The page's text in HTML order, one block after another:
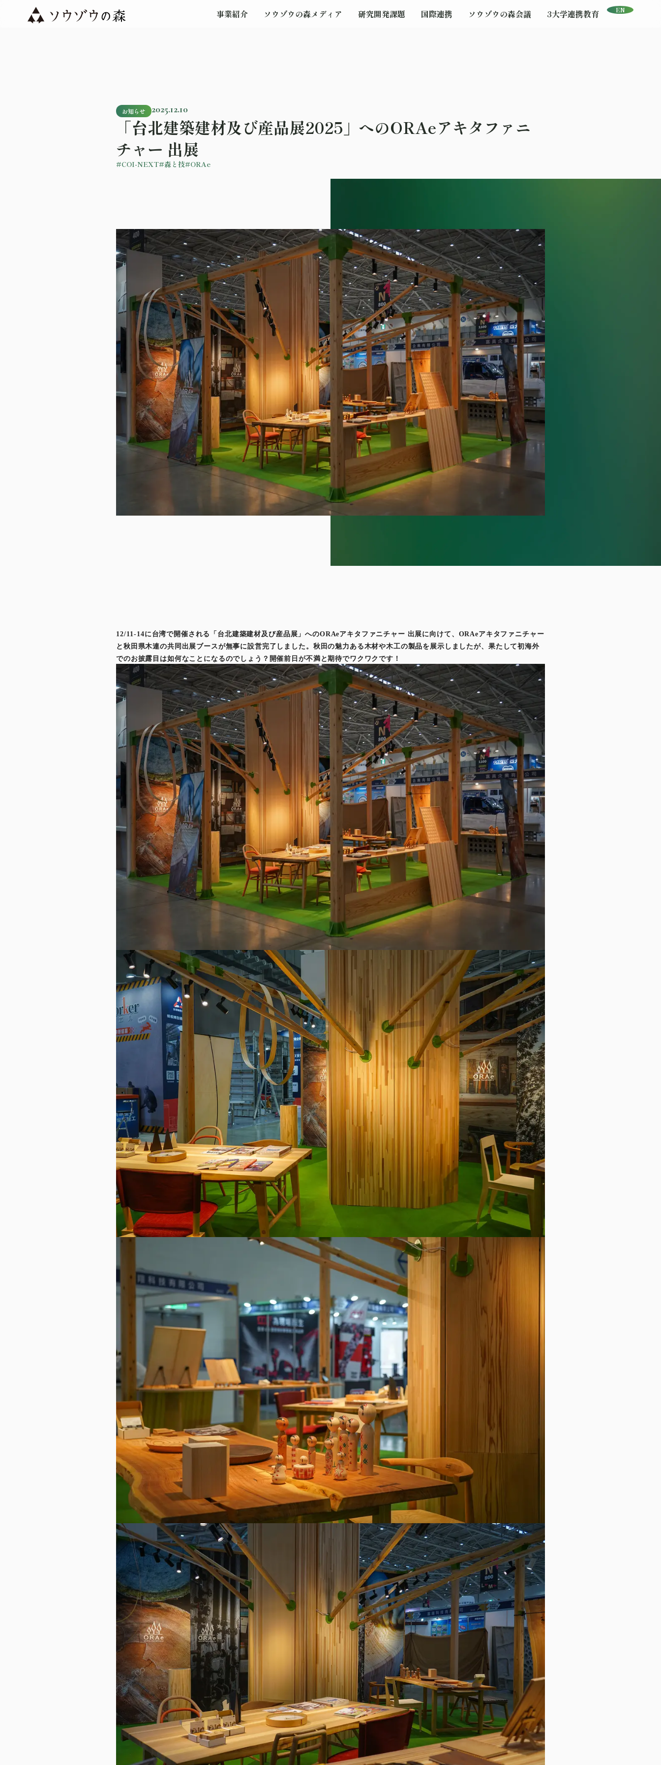
事業紹介 ソウゾウの森メディア 研究開発課題 国際連携 ソウゾウの森会議 3大学連携教育 EN
お知らせ 2025.12.10
「台北建築建材及び産品展2025」へのORAeアキタファニ
チャー 出展
#COI-NEXT#森と技#ORAe
12/11-14に台湾で開催される「台北建築建材及び産品展」へのORAeアキタファニチャー 出展に向けて、ORAeアキタファニチャー
と秋田県木連の共同出展ブースが無事に設営完了しました。秋田の魅力ある木材や木工の製品を展示しましたが、果たして初海外
でのお披露目は如何なことになるのでしょう？開催前日が不満と期待でワクワクです！